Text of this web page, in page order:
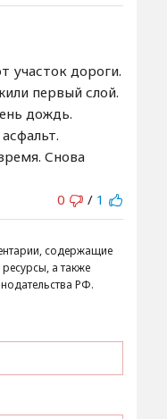
участок дороги.
первый слой.
дождь.
Снова
0
/ 1
содержащие
а также
РФ.